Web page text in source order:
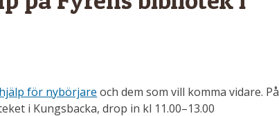
för nybörjare och dem som vill komma vidare. På
i Kungsbacka, drop in kl 11.00–13.00